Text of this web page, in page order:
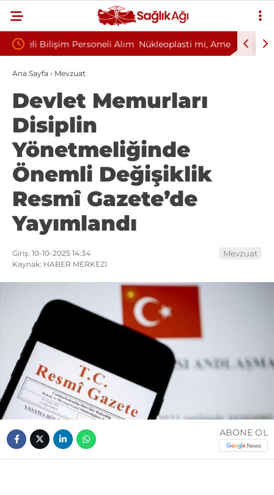
Alım Nükleoplasti mi, Ameliyat mı? Bel ve Boyun
Fıtığında Doğru Tedavi Seçimi
Kültür
Ana Sayfa › Mevzuat
Devlet Memurları
Disiplin
Yönetmeliğinde
Önemli Değişiklik
Resmî Gazete’de
Yayımlandı
Giriş: 10-10-2025 14:34
Kaynak: HABER MERKEZI
Mevzuat
ABONE OL